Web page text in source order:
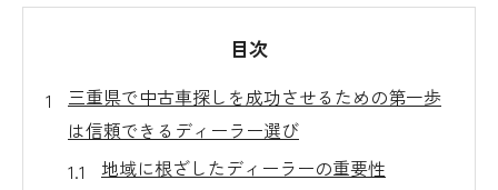
目次
三重県で中古車探しを成功させるための第一歩
は信頼できるディーラー選び
地域に根ざしたディーラーの重要性